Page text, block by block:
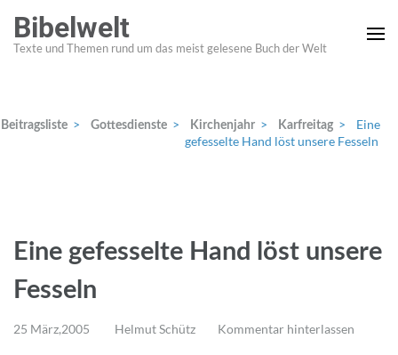
Inhalt
springen
Bibelwelt
Texte und Themen rund um das meist gelesene Buch der Welt
Beitragsliste > Gottesdienste > Kirchenjahr > Karfreitag >
Eine
gefesselte Hand löst unsere Fesseln
Eine gefesselte Hand löst unsere
Fesseln
25 März,2005 Helmut Schütz Kommentar hinterlassen